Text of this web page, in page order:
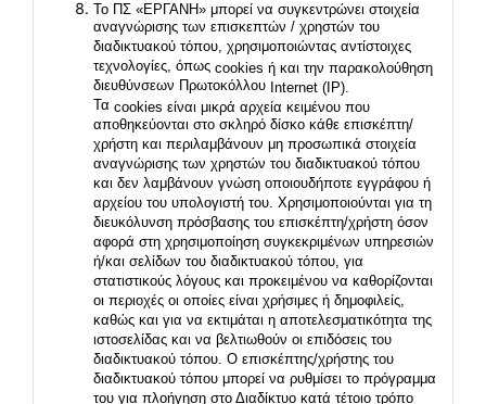
Το ΠΣ «ΕΡΓΑΝΗ» μπορεί να συγκεντρώνει στοιχεία
αναγνώρισης των επισκεπτών / χρηστών του
διαδικτυακού τόπου, χρησιμοποιώντας αντίστοιχες
τεχνολογίες, όπως cookies ή και την παρακολούθηση
διευθύνσεων Πρωτοκόλλου Internet ( IP).
Τα cookies είναι μικρά αρχεία κειμένου που
αποθηκεύονται στο σκληρό δίσκο κάθε επισκέπτη/
χρήστη και περιλαμβάνουν μη προσωπικά στοιχεία
αναγνώρισης των χρηστών του διαδικτυακού τόπου
και δεν λαμβάνουν γνώση οποιουδήποτε εγγράφου ή
αρχείου του υπολογιστή του. Χρησιμοποιούνται για τη
διευκόλυνση πρόσβασης του επισκέπτη/χρήστη όσον
αφορά στη χρησιμοποίηση συγκεκριμένων υπηρεσιών
ή/και σελίδων του διαδικτυακού τόπου, για
στατιστικούς λόγους και προκειμένου να καθορίζονται
οι περιοχές οι οποίες είναι χρήσιμες ή δημοφιλείς,
καθώς και για να εκτιμάται η αποτελεσματικότητα της
ιστοσελίδας και να βελτιωθούν οι επιδόσεις του
διαδικτυακού τόπου. Ο επισκέπτης/χρήστης του
διαδικτυακού τόπου μπορεί να ρυθμίσει το πρόγραμμα
του για πλοήγηση στο Διαδίκτυο κατά τέτοιο τρόπο